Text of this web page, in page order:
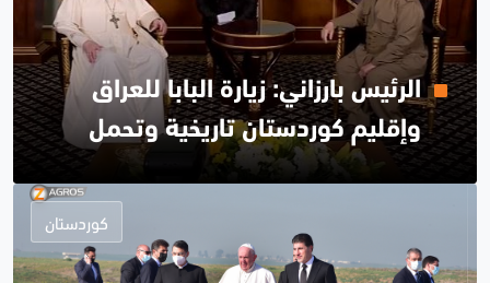
الرئيس بارزاني: زيارة البابا للعراق
وإقليم كوردستان تاريخية وتحمل
الرسالة النبيلة للتعايش السلمي
كوردستان